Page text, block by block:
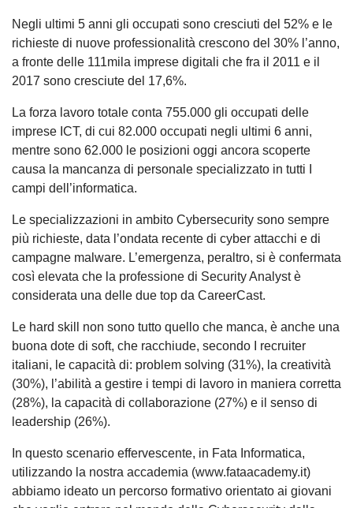
Negli ultimi 5 anni gli occupati sono cresciuti del 52% e le
richieste di nuove professionalità crescono del 30% l’anno,
a fronte delle 111mila imprese digitali che fra il 2011 e il
2017 sono cresciute del 17,6%.
La forza lavoro totale conta 755.000 gli occupati delle
imprese ICT, di cui 82.000 occupati negli ultimi 6 anni,
mentre sono 62.000 le posizioni oggi ancora scoperte
causa la mancanza di personale specializzato in tutti I
campi dell’informatica.
Le specializzazioni in ambito Cybersecurity sono sempre
più richieste, data l’ondata recente di cyber attacchi e di
campagne malware. L’emergenza, peraltro, si è confermata
così elevata che la professione di Security Analyst è
considerata una delle due top da CareerCast.
Le hard skill non sono tutto quello che manca, è anche una
buona dote di soft, che racchiude, secondo I recruiter
italiani, le capacità di: problem solving (31%), la creatività
(30%), l’abilità a gestire i tempi di lavoro in maniera corretta
(28%), la capacità di collaborazione (27%) e il senso di
leadership (26%).
In questo scenario effervescente, in Fata Informatica,
utilizzando la nostra accademia (www.fataacademy.it)
abbiamo ideato un percorso formativo orientato ai giovani